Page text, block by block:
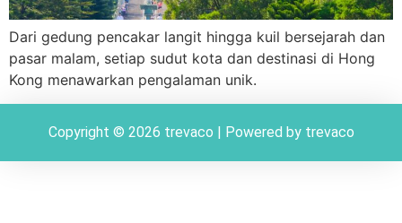
Dari gedung pencakar langit hingga kuil bersejarah dan
pasar malam, setiap sudut kota dan destinasi di Hong
Kong menawarkan pengalaman unik.
Copyright © 2026 trevaco | Powered by trevaco